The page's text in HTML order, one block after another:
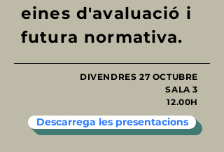
eines d'avaluació i
futura normativa.
DIVENDRES 27 OCTUBRE
SALA 3
12.00H
Descarrega les presentacions